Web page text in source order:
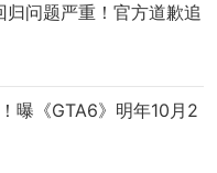
归问题严重！官方道歉追
曝《GTA6》明年10月2